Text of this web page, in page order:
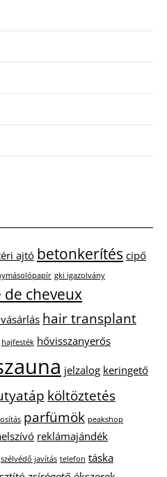
ajtó betonkerítés cipő
gki igazolvány
de cheveux
hair transplant
hajfesték hővisszanyerős
jelzalog keringető
költöztetés
parfümök peakshop
reklámajándék
szélvédő javítás telefon táska